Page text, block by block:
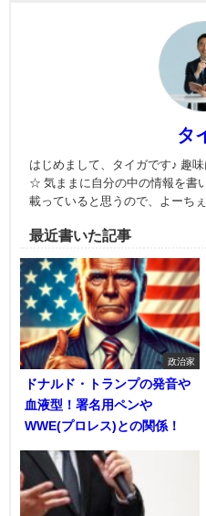
タ
はじめまして、タイガです♪ 趣
☆ 気ままに自分の中の情報を書
載っていると思うので、よーちぇ
最近書いた記事
政治家
ドナルド・トランプの発音や
血液型！署名用ペンや
WWE(プロレス)との関係！